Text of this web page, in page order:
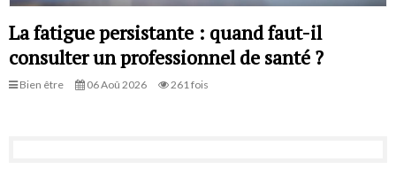
La fatigue persistante : quand faut-il
consulter un professionnel de santé ?
Bien être 06 Aoû 2026 261 fois